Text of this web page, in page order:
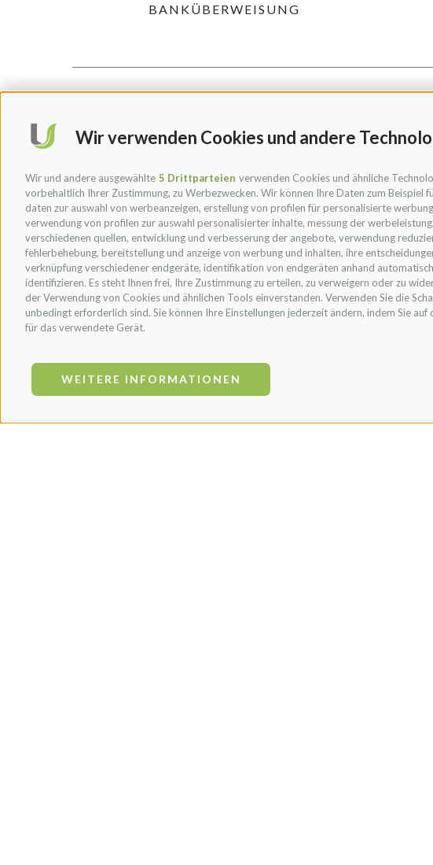
Wir verwenden Cookies und andere
Wir und andere ausgewählte 5 Drittparteien verwenden Cookies und ähnliche
vorbehaltlich Ihrer Zustimmung, zu Werbezwecken. Wir können Ihre Daten zum
daten zur auswahl von werbeanzeigen, erstellung von profilen für personalisierte
verwendung von profilen zur auswahl personalisierter inhalte, messung der
verschiedenen quellen, entwicklung und verbesserung der angebote, verwendung
fehlerbehebung, bereitstellung und anzeige von werbung und inhalten, ihre
verknüpfung verschiedener endgeräte, identifikation von endgeräten anhand
identifizieren. Es steht Ihnen frei, Ihre Zustimmung zu erteilen, zu verweigern oder zu
der Verwendung von Cookies und ähnlichen Tools einverstanden. Verwenden Sie die
unbedingt erforderlich sind. Sie können Ihre Einstellungen jederzeit ändern, indem Sie
für das verwendete Gerät.
WEITERE INFORMATIONEN
BANKÜBERWEISUNG